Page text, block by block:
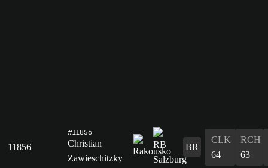
11856
#11856
Christian
Zawieschitzky
BR
CLK
64
RCH
63